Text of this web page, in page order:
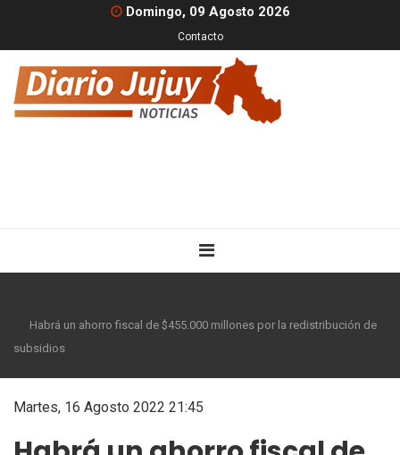
Domingo, 09 Agosto 2026
Contacto
Habrá un ahorro fiscal de $455.000 millones por la redistribución de
subsidios
Martes, 16 Agosto 2022 21:45